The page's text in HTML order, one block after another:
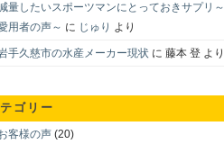
量したいスポーツマンにとっておきサプリ～
用者の声～ に じゅり より
手久慈市の水産メーカー現状 に 藤本 登 より
ゴリー
客様の声 (20)